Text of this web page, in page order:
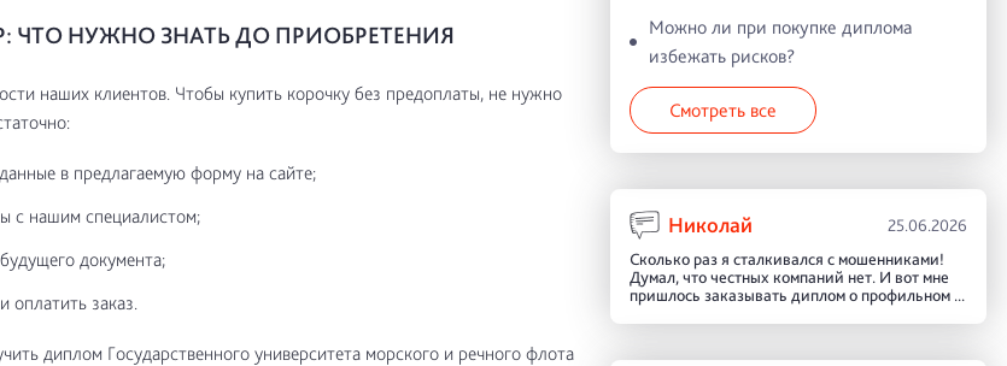
ЧТО НУЖНО ЗНАТЬ ДО ПРИОБРЕТЕНИЯ
наших клиентов. Чтобы купить корочку без предоплаты, не нужно
в предлагаемую форму на сайте;
с нашим специалистом;
документа;
оплатить заказ.
диплом Государственного университета морского и речного флота
Можно ли при покупке диплома
избежать рисков?
Смотреть все
Николай 25.06.2026
Сколько раз я сталкивался с мошенниками!
Думал, что честных компаний нет. И вот мне
пришлось заказывать диплом о профильном ...